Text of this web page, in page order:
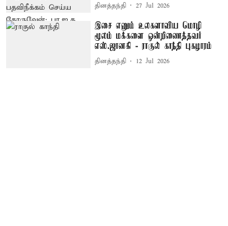
தினத்தந்தி 27 Jul 2026
இசை எனும் உலகளாவிய மொழி
மூலம் மக்களை ஒன்றிணைத்தவர்
எஸ்.ஜானகி - ராகுல் காந்தி புகழாரம்
தினத்தந்தி 12 Jul 2026